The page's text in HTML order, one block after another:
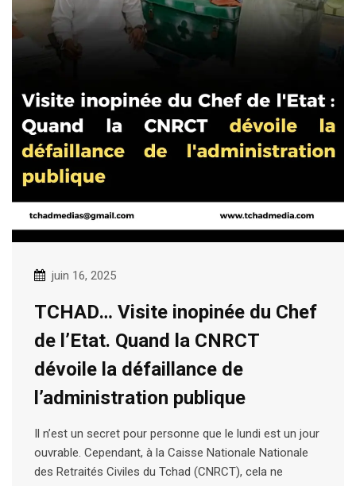
juin 16, 2025
TCHAD… Visite inopinée du Chef
de l’Etat. Quand la CNRCT
dévoile la défaillance de
l’administration publique
Il n’est un secret pour personne que le lundi est un jour
ouvrable. Cependant, à la Caisse Nationale Nationale
des Retraités Civiles du Tchad (CNRCT), cela ne